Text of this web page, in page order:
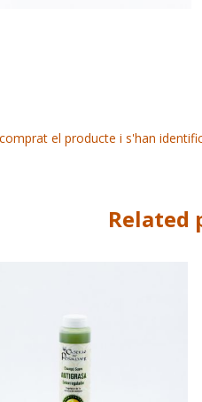
el producte i s'han
Related